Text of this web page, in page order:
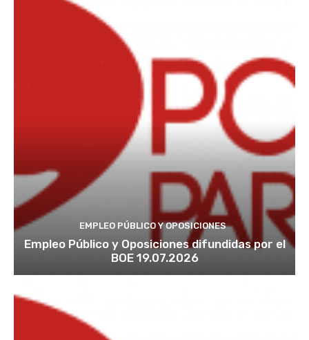
EMPLEO PÚBLICO Y OPOSICIONES
Empleo Público y Oposiciones difundidas por el
BOE 19.07.2026